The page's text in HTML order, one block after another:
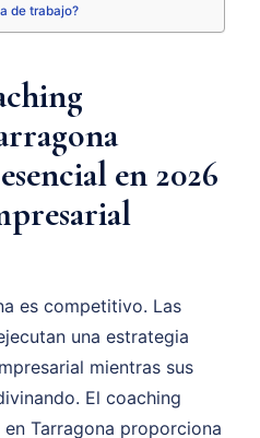
de trabajo?
en 2026
es competitivo. Las
una estrategia
mientras sus
El coaching
Tarragona proporciona